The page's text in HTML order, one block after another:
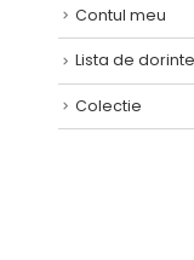
Contul meu
Lista de dorinte
Colectie